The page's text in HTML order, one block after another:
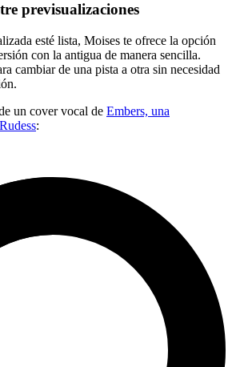
previsualizaciones
esté lista, Moises te ofrece la opción
con la antigua de manera sencilla.
cambiar de una pista a otra sin necesidad
un cover vocal de Embers, una
: